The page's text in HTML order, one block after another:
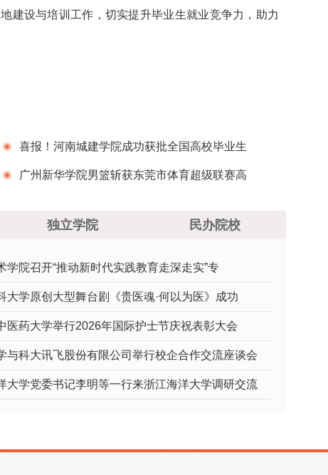
建设与培训工作，切实提升毕业生就业竞争力，助力
喜报！河南城建学院成功获批全国高校毕业生
就业能力培训基地
广州新华学院男篮斩获东莞市体育超级联赛高
独立学院 民办院校
学院召开“推动新时代实践教育走深走实”专
大学原创大型舞台剧《贵医魂·何以为医》成功
医药大学举行2026年国际护士节庆祝表彰大会
与科大讯飞股份有限公司举行校企合作交流座谈会
大学党委书记李明等一行来浙江海洋大学调研交流